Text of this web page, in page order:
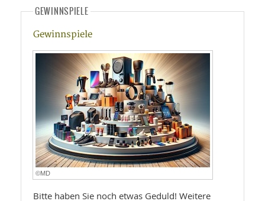
GEWINNSPIELE
Gewinnspiele
©MD
Bitte haben Sie noch etwas Geduld! Weitere